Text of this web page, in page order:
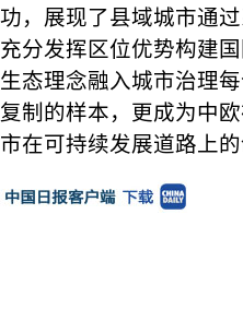
功，展现了县域城市通
充分发挥区位优势构建
生态理念融入城市治理
复制的样本，更成为中
市在可持续发展道路上的